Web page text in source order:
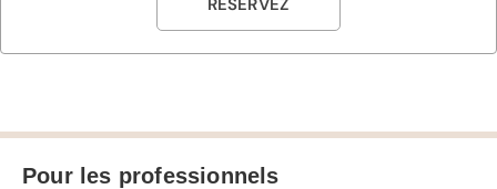
Pour les professionnels